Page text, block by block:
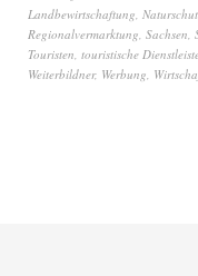
Landbewirtschaftung,
Regionalvermarktung, Sachsen,
Touristen, touristische
Weiterbildner, Werbung,